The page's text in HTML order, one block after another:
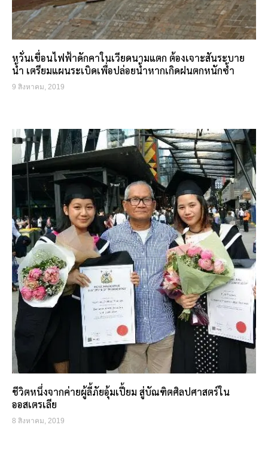
หวั่นเขื่อนไฟฟ้าดักคาในเวียดนามแตก ต้องเจาะสันระบาย
น้ำ เตรียมแผนระเบิดเพื่อปล่อยน้ำหากเกิดฝนตกหนักซ้ำ
9 สิงหาคม, 2019
ชีวิตหนึ่งจากค่ายผู้ลี้ภัยอุ้มเปี้ยม สู่บัณฑิตศิลปศาสตร์ใน
ออสเตรเลีย
8 สิงหาคม, 2019